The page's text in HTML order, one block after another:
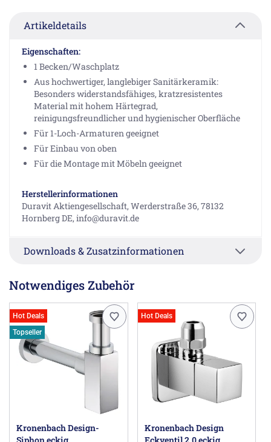
Artikeldetails
Eigenschaften:
1 Becken/Waschplatz
Aus hochwertiger, langlebiger Sanitärkeramik:
Besonders widerstandsfähiges, kratzresistentes
Material mit hohem Härtegrad,
reinigungsfreundlicher und hygienischer Oberfläche
Für 1-Loch-Armaturen geeignet
Für Einbau von oben
Für die Montage mit Möbeln geeignet
Herstellerinformationen
Duravit Aktiengesellschaft, Werderstraße 36, 78132
Hornberg DE, info@duravit.de
Downloads & Zusatzinformationen
Notwendiges Zubehör
Hot Deals
Topseller
Kronenbach Design-
Siphon eckig
Hot Deals
Kronenbach Design
Eckventil 2.0 eckig